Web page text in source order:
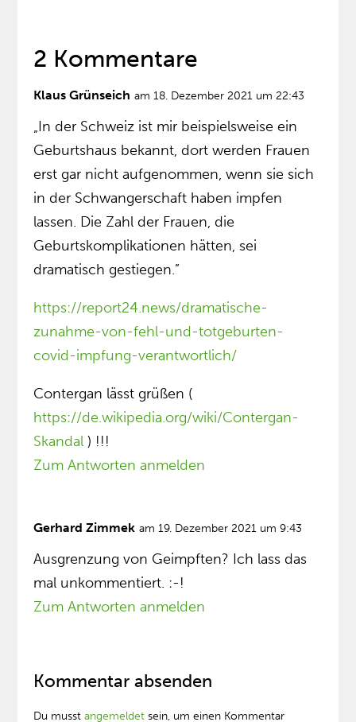
2 Kommentare
Klaus Grünseich am 18. Dezember 2021 um 22:43
„In der Schweiz ist mir beispielsweise ein
Geburtshaus bekannt, dort werden Frauen
erst gar nicht aufgenommen, wenn sie sich
in der Schwangerschaft haben impfen
lassen. Die Zahl der Frauen, die
Geburtskomplikationen hätten, sei
dramatisch gestiegen.”
https://report24.news/dramatische-
zunahme-von-fehl-und-totgeburten-
covid-impfung-verantwortlich/
Contergan lässt grüßen (
https://de.wikipedia.org/wiki/Contergan-
Skandal ) !!!
Zum Antworten anmelden
Gerhard Zimmek am 19. Dezember 2021 um 9:43
Ausgrenzung von Geimpften? Ich lass das
mal unkommentiert. :-!
Zum Antworten anmelden
Kommentar absenden
Du musstangemeldet sein, um einen Kommentar